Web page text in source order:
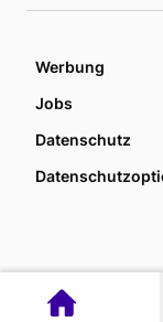
Werbung
Jobs
Datenschutz